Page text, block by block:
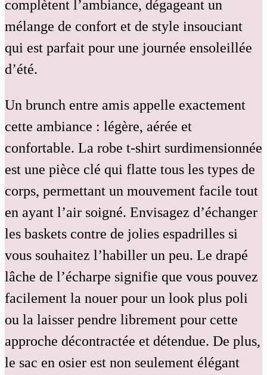
complètent l’ambiance, dégageant un
mélange de confort et de style insouciant
qui est parfait pour une journée ensoleillée
d’été.
Un brunch entre amis appelle exactement
cette ambiance : légère, aérée et
confortable. La robe t-shirt surdimensionnée
est une pièce clé qui flatte tous les types de
corps, permettant un mouvement facile tout
en ayant l’air soigné. Envisagez d’échanger
les baskets contre de jolies espadrilles si
vous souhaitez l’habiller un peu. Le drapé
lâche de l’écharpe signifie que vous pouvez
facilement la nouer pour un look plus poli
ou la laisser pendre librement pour cette
approche décontractée et détendue. De plus,
le sac en osier est non seulement élégant